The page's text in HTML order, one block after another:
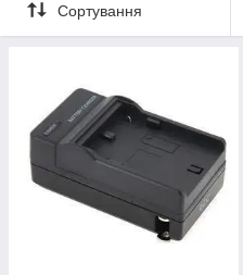
Сортування